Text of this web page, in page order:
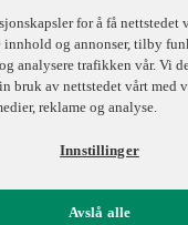
for å få nettstedet
innhold og annonser, tilby
analysere trafikken vår. Vi
bruk av nettstedet vårt med
reklame og analyse.
Innstillinger
Avslå alle